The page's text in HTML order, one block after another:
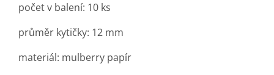
počet v balení: 10 ks
průměr kytičky: 12 mm
materiál: mulberry papír